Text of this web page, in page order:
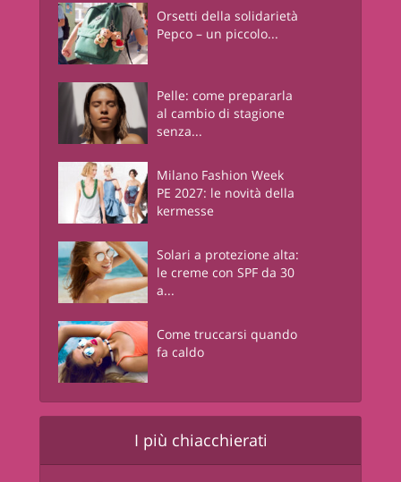
Orsetti della solidarietà
Pepco – un piccolo...
Pelle: come prepararla
al cambio di stagione
senza...
Milano Fashion Week
PE 2027: le novità della
kermesse
Solari a protezione alta:
le creme con SPF da 30
a...
Come truccarsi quando
fa caldo
I più chiacchierati